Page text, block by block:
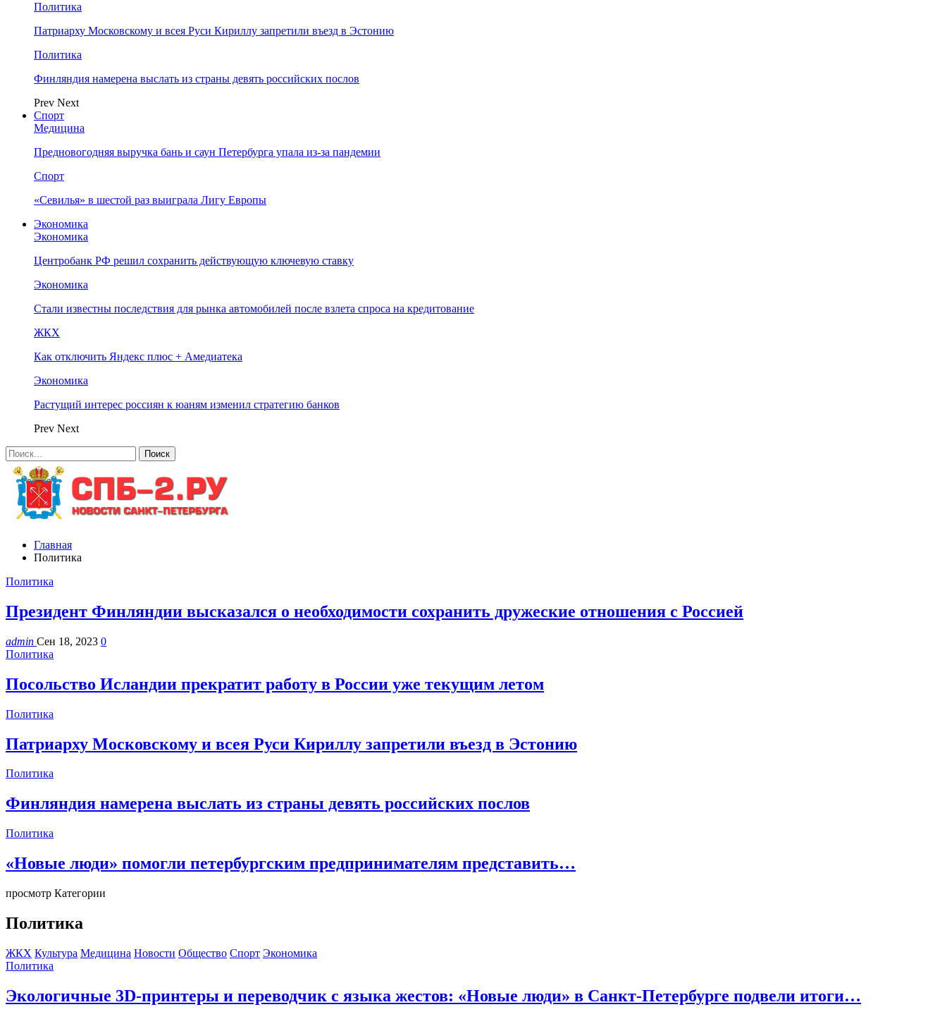
Политика
Патриарху Московскому и всея Руси Кириллу запретили въезд в Эстонию
Политика
Финляндия намерена выслать из страны девять российских послов
Prev Next
Спорт
Медицина
Предновогодняя выручка бань и саун Петербурга упала из-за пандемии
Спорт
«Севилья» в шестой раз выиграла Лигу Европы
Экономика
Экономика
Центробанк РФ решил сохранить действующую ключевую ставку
Экономика
Стали известны последствия для рынка автомобилей после взлета спроса на кредитование
ЖКХ
Как отключить Яндекс плюс + Амедиатека
Экономика
Растущий интерес россиян к юаням изменил стратегию банков
Prev Next
Главная
Политика
Политика
Президент Финляндии высказался о необходимости сохранить дружеские отношения с Россией
admin Сен 18, 2023 0
Политика
Посольство Исландии прекратит работу в России уже текущим летом
Политика
Патриарху Московскому и всея Руси Кириллу запретили въезд в Эстонию
Политика
Финляндия намерена выслать из страны девять российских послов
Политика
«Новые люди» помогли петербургским предпринимателям представить…
просмотр Категории
Политика
ЖКХ Культура Медицина Новости Общество Спорт Экономика
Политика
Экологичные 3D-принтеры и переводчик с языка жестов: «Новые люди» в Санкт-Петербурге подвели итоги…